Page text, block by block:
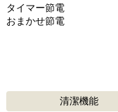
タイマー節電
おまかせ節電
清潔機能